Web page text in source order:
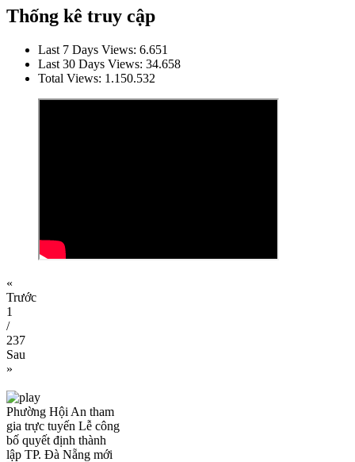
Thống kê truy cập
Last 7 Days Views: 6.651
Last 30 Days Views: 34.658
Total Views: 1.150.532
«
Trước
1
/
237
Sau
»
Phường Hội An tham
gia trực tuyến Lễ công
bố quyết định thành
lập TP. Đà Nẵng mới